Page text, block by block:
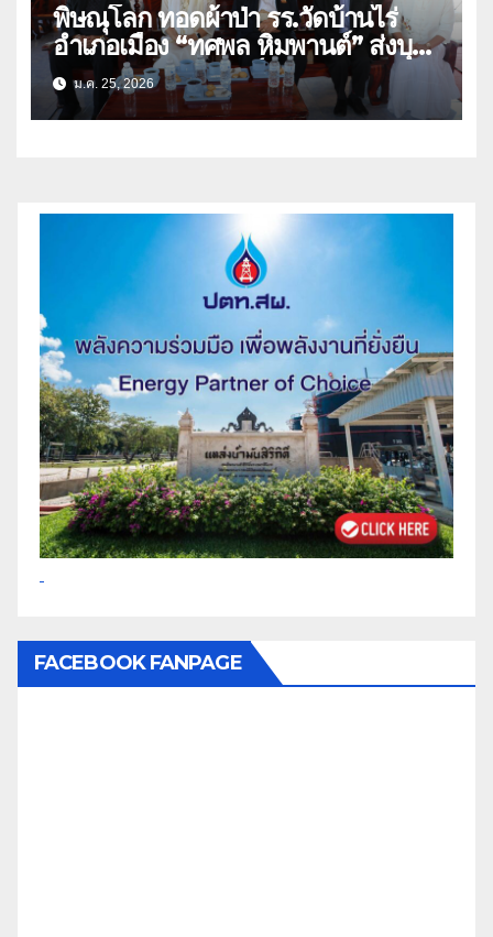
พิษณุโลก ทอดผ้าป่า รร.วัดบ้านไร่
อำเภอเมือง “ทศพล หิมพานต์” ส่งบุตร
สาว”ผักบุ้ง หิมพานต์” ร้องเพลงแหล่
ให้ผู้ร่วมบุญรับฟัง(คลิป)
ม.ค. 25, 2026
FACEBOOK FANPAGE